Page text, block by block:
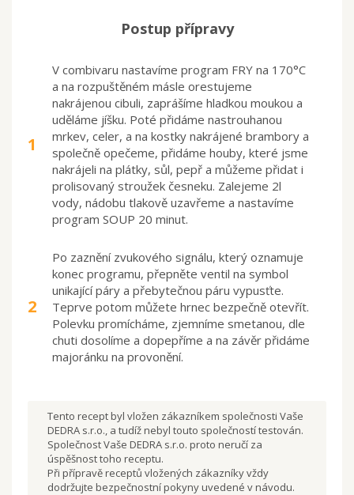
Postup přípravy
1
V combivaru nastavíme program FRY na 170°C
a na rozpuštěném másle orestujeme
nakrájenou cibuli, zaprášíme hladkou moukou a
uděláme jíšku. Poté přidáme nastrouhanou
mrkev, celer, a na kostky nakrájené brambory a
společně opečeme, přidáme houby, které jsme
nakrájeli na plátky, sůl, pepř a můžeme přidat i
prolisovaný stroužek česneku. Zalejeme 2l
vody, nádobu tlakově uzavřeme a nastavíme
program SOUP 20 minut.
2
Po zaznění zvukového signálu, který oznamuje
konec programu, přepněte ventil na symbol
unikající páry a přebytečnou páru vypusťte.
Teprve potom můžete hrnec bezpečně otevřít.
Polevku promícháme, zjemníme smetanou, dle
chuti dosolíme a dopepříme a na závěr přidáme
majoránku na provonění.
Tento recept byl vložen zákazníkem společnosti Vaše
DEDRA s.r.o., a tudíž nebyl touto společností testován.
Společnost Vaše DEDRA s.r.o. proto neručí za
úspěšnost toho receptu.
Při přípravě receptů vložených zákazníky vždy
dodržujte bezpečnostní pokyny uvedené v návodu.